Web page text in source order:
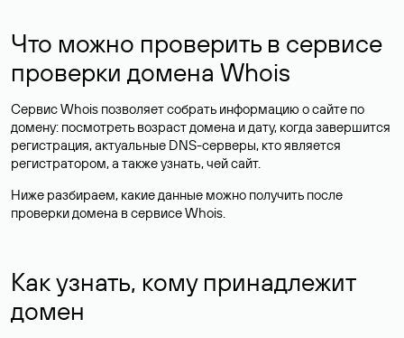
Что можно проверить в сервисе
проверки домена Whois
Сервис Whois позволяет собрать информацию о сайте по
домену: посмотреть возраст домена и дату, когда завершится
регистрация, актуальные DNS-серверы, кто является
регистратором, а также узнать, чей сайт.
Ниже разбираем, какие данные можно получить после
проверки домена в сервисе Whois.
Как узнать, кому принадлежит
домен